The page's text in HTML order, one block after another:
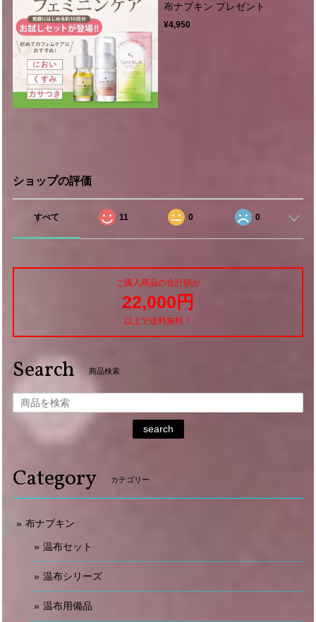
布ナプキン プレゼント
¥4,950
ショップの評価
すべて 11 0 0
ご購入商品の合計額が
22,000円
以上で送料無料！
Search 商品検索
search
Category カテゴリー
布ナプキン
温布セット
温布シリーズ
温布用備品